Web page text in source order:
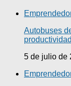
Autobuses
productividad
5 de julio de